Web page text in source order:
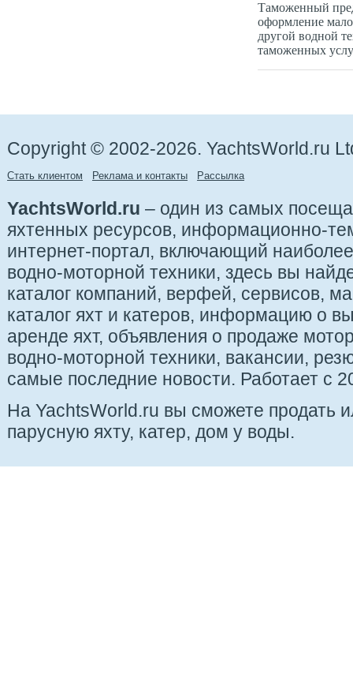
Таможенный
оформление
другой водной
таможенных
Copyright © 2002-2026. YachtsWorld.ru
Стать клиентом Реклама и контакты Рассылка
YachtsWorld.ru – один из самых
яхтенных ресурсов, информационно-
интернет-портал, включающий
водно-моторной техники, здесь вы
каталог компаний, верфей, сервисов,
каталог яхт и катеров, информацию о
аренде яхт, объявления о продаже
водно-моторной техники, вакансии,
самые последние новости. Работает с
На YachtsWorld.ru вы сможете продать
парусную яхту, катер, дом у воды.